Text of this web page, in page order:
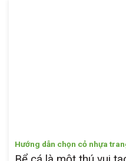
Hướng dẫn chọn cỏ nhựa